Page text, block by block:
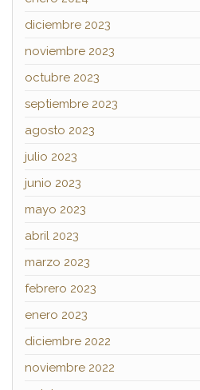
diciembre 2023
noviembre 2023
octubre 2023
septiembre 2023
agosto 2023
julio 2023
junio 2023
mayo 2023
abril 2023
marzo 2023
febrero 2023
enero 2023
diciembre 2022
noviembre 2022